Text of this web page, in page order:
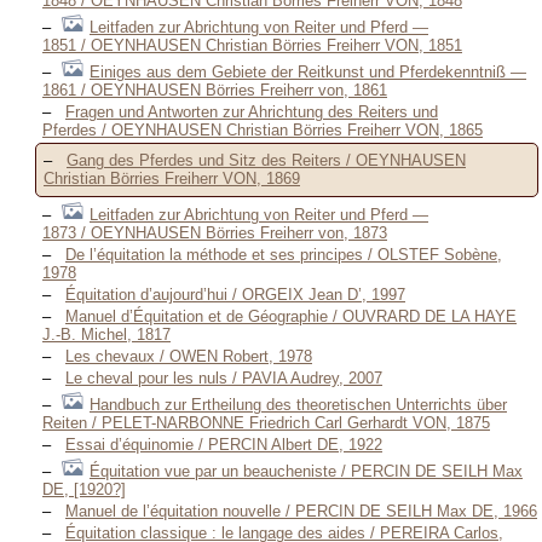
Leitfaden zur Abrichtung von Reiter und Pferd —
1851 / OEYNHAUSEN Christian Börries Freiherr VON, 1851
Einiges aus dem Gebiete der Reitkunst und Pferdekenntniß —
1861 / OEYNHAUSEN Börries Freiherr von, 1861
Fragen und Antworten zur Ahrichtung des Reiters und
Pferdes / OEYNHAUSEN Christian Börries Freiherr VON, 1865
Gang des Pferdes und Sitz des Reiters / OEYNHAUSEN
Christian Börries Freiherr VON, 1869
Leitfaden zur Abrichtung von Reiter und Pferd —
1873 / OEYNHAUSEN Börries Freiherr von, 1873
De l’équitation la méthode et ses principes / OLSTEF Sobène,
1978
Équitation d’aujourd’hui / ORGEIX Jean D’, 1997
Manuel d’Équitation et de Géographie / OUVRARD DE LA HAYE
J.-B. Michel, 1817
Les chevaux / OWEN Robert, 1978
Le cheval pour les nuls / PAVIA Audrey, 2007
Handbuch zur Ertheilung des theoretischen Unterrichts über
Reiten / PELET-NARBONNE Friedrich Carl Gerhardt VON, 1875
Essai d’équinomie / PERCIN Albert DE, 1922
Équitation vue par un beaucheniste / PERCIN DE SEILH Max
DE, [1920?]
Manuel de l’équitation nouvelle / PERCIN DE SEILH Max DE, 1966
Équitation classique : le langage des aides / PEREIRA Carlos,